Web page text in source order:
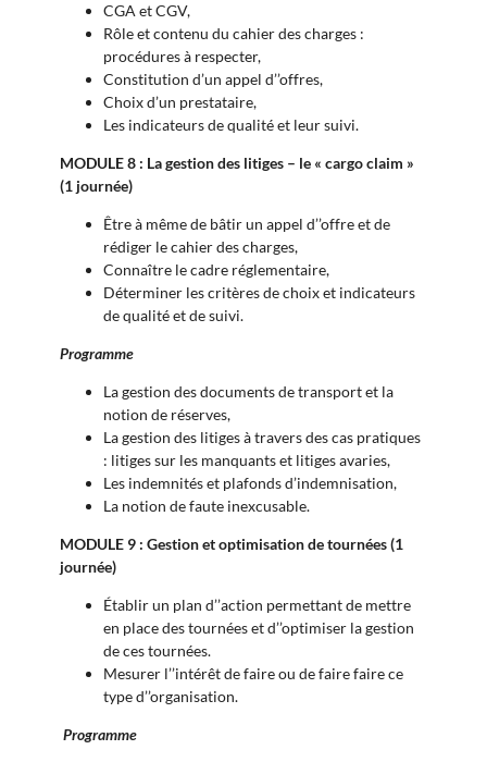
CGA et CGV,
Rôle et contenu du cahier des charges :
procédures à respecter,
Constitution d’un appel d’’offres,
Choix d’un prestataire,
Les indicateurs de qualité et leur suivi.
MODULE 8 : La gestion des litiges – le « cargo claim »
(1 journée)
Être à même de bâtir un appel d’’offre et de
rédiger le cahier des charges,
Connaître le cadre réglementaire,
Déterminer les critères de choix et indicateurs
de qualité et de suivi.
Programme
La gestion des documents de transport et la
notion de réserves,
La gestion des litiges à travers des cas pratiques
: litiges sur les manquants et litiges avaries,
Les indemnités et plafonds d’indemnisation,
La notion de faute inexcusable.
MODULE 9 : Gestion et optimisation de tournées (1
journée)
Établir un plan d’’action permettant de mettre
en place des tournées et d’’optimiser la gestion
de ces tournées.
Mesurer l’’intérêt de faire ou de faire faire ce
type d’’organisation.
Programme